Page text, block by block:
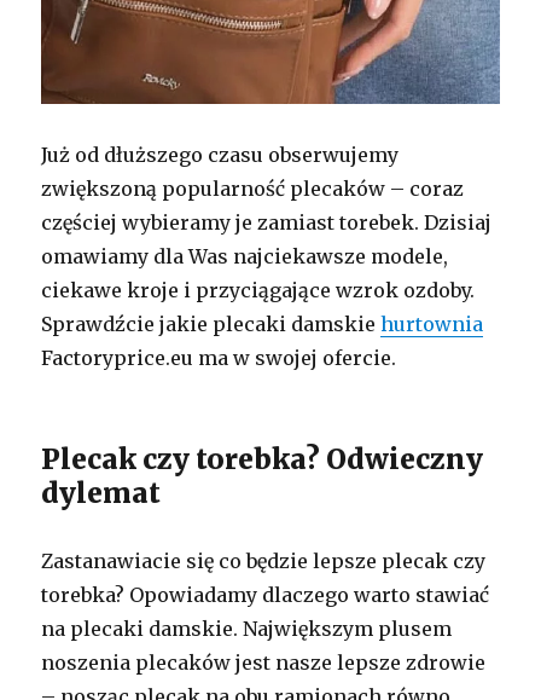
Już od dłuższego czasu obserwujemy
zwiększoną popularność plecaków – coraz
częściej wybieramy je zamiast torebek. Dzisiaj
omawiamy dla Was najciekawsze modele,
ciekawe kroje i przyciągające wzrok ozdoby.
Sprawdźcie jakie plecaki damskiehurtownia
Factoryprice.eu ma w swojej ofercie.
Plecak czy torebka? Odwieczny
dylemat
Zastanawiacie się co będzie lepsze plecak czy
torebka? Opowiadamy dlaczego warto stawiać
na plecaki damskie. Największym plusem
noszenia plecaków jest nasze lepsze zdrowie